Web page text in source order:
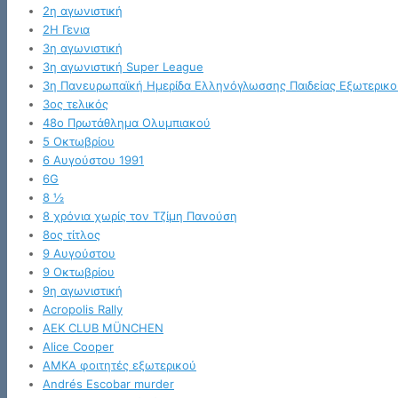
2η αγωνιστική
2Η Γενια
3η αγωνιστική
3η αγωνιστική Super League
3η Πανευρωπαϊκή Ημερίδα Ελληνόγλωσσης Παιδείας
3ος τελικός
48ο Πρωτάθλημα Ολυμπιακού
5 Οκτωβρίου
6 Αυγούστου 1991
6G
8 ½
8 χρόνια χωρίς τον Τζίμη Πανούση
8ος τίτλος
9 Αυγούστου
9 Οκτωβρίου
9η αγωνιστική
Acropolis Rally
AEK CLUB MÜNCHEN
Alice Cooper
AMKA φοιτητές εξωτερικού
Andrés Escobar murder